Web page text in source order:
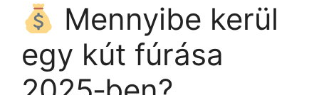
Mennyibe kerül
egy kút fúrása